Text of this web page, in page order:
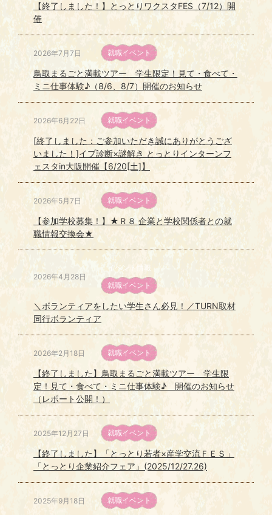
【終了しました！】とっとりワクスタFES（7/12）開
催
2026年7月7日 就職イベント
鳥取まるごと満載ツアー 学生限定！見て・食べて・
ミニ仕事体験♪（8/6、8/7）開催のお知らせ
2026年6月22日 就職イベント
[終了しました：ご参加いただき誠にありがとうござ
いました！]イプ診断×謎解き とっとりインターンフ
ェスタin大阪開催【6/20[土]】
2026年5月7日 就職イベント
【参加学校募集！】★Ｒ８ 企業と学校関係者との就
職情報交換会★
2026年4月28日
イベント情報
就職イベント
＼ボランティアをしたい学生さん必見！／TURN取材
同行ボランティア
2026年2月18日 就職イベント
【終了しました】鳥取まるごと満載ツアー 学生限
定！見て・食べて・ミニ仕事体験♪ 開催のお知らせ
（レポート公開！）
2025年12月27日 就職イベント
【終了しました】「とっとり若者×産学交流ＦＥＳ」
「とっとり企業紹介フェア」(2025/12/27.26)
2025年9月18日 就職イベント